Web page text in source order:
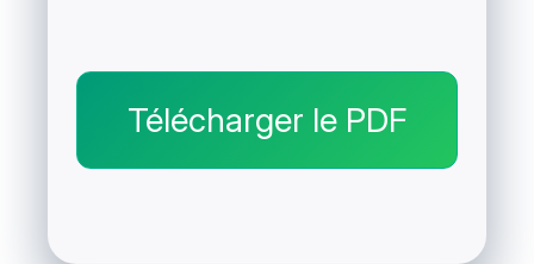
Télécharger le PDF